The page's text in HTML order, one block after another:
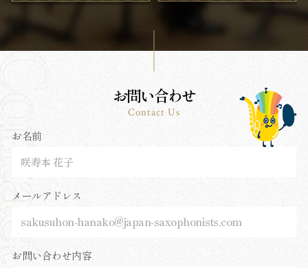
お問い合わせ
Contact Us
お名前
メールアドレス
お問い合わせ内容